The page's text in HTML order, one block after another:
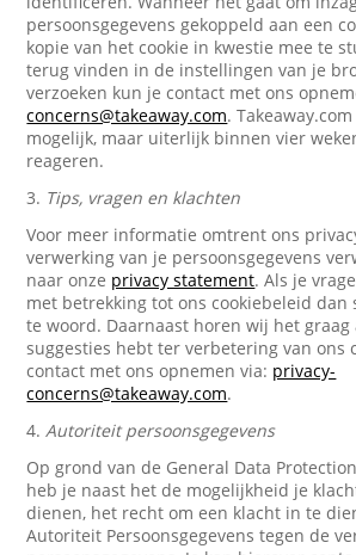
persoonsgegevens gekoppeld aan een
kopie van het cookie in kwestie mee te
terug vinden in de instellingen van je
verzoeken kun je contact met ons
concerns@takeaway.com.
mogelijk, maar uiterlijk binnen vier
reageren.
3. Tips, vragen en klachten
Voor meer informatie omtrent ons
verwerking van je persoonsgegevens
naar onze privacy statement. Als je
met betrekking tot ons cookiebeleid dan
te woord. Daarnaast horen wij het
suggesties hebt ter verbetering van ons
contact met ons opnemen via: privacy-
concerns@takeaway.com.
4.Autoriteit persoonsgegevens
Op grond van de General Data
heb je naast het de mogelijkheid je
dienen, het recht om een klacht in te
Autoriteit Persoonsgegevens tegen de